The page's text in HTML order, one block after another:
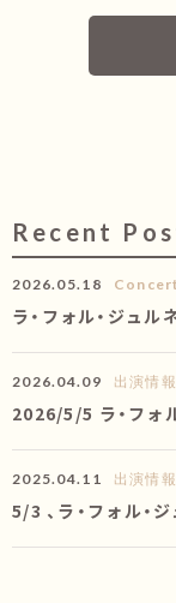
Recent
2026.05.18
ラ・フォル・ジュル
2026.04.09 出演情報
2026/5/5 ラ・フォ
2025.04.11 出演情報
5/3 、ラ・フォル・